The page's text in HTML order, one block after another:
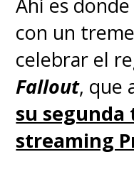
A su vez,
imagen que
su
formación de
con un
celebrar el
Fallout, que
su segunda
streaming